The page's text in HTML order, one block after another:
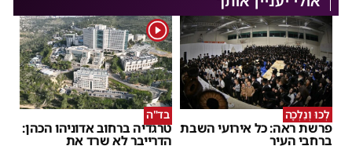
לְכוּ וְנֵלְכָה
פרשת ראה: כל אירועי השבת
ברחבי העיר
1
בד"ה
טרגדיה ברחוב אדוניהו הכהן:
הדרייבר לא שרד את